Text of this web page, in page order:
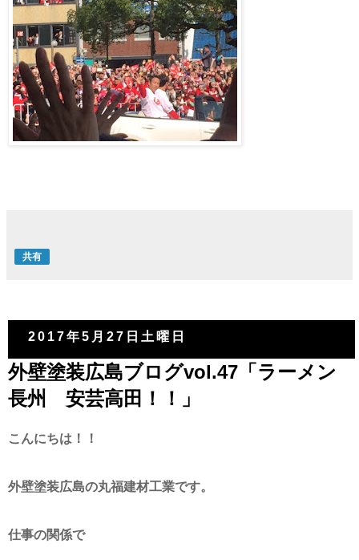
共有
2017年5月27日土曜日
外壁塗装広島ブログvol.47「ラーメン
長州 安芸高田！！」
こんにちは！！
外壁塗装広島の丸福建材工業です。
仕事の関係で